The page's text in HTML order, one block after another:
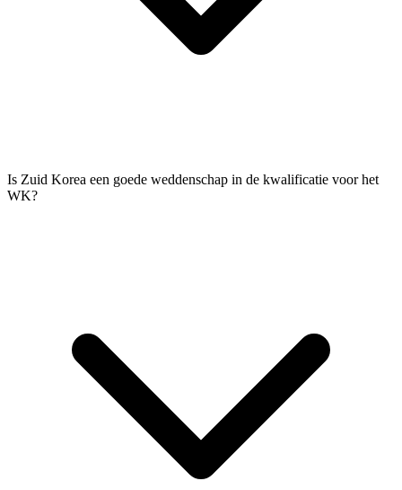
Is Zuid Korea een goede weddenschap in de kwalificatie voor het
WK?